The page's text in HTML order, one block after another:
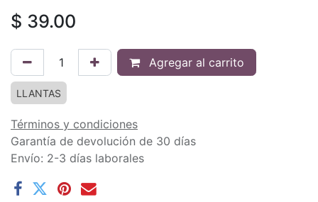
$ 39.00
Agregar al carrito
LLANTAS
Términos y condiciones
Garantía de devolución de 30 días
Envío: 2-3 días laborales